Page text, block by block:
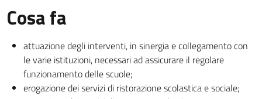
Cosa fa
attuazione degli interventi, in sinergia e collegamento con
le varie istituzioni, necessari ad assicurare il regolare
funzionamento delle scuole;
erogazione dei servizi di ristorazione scolastica e sociale;